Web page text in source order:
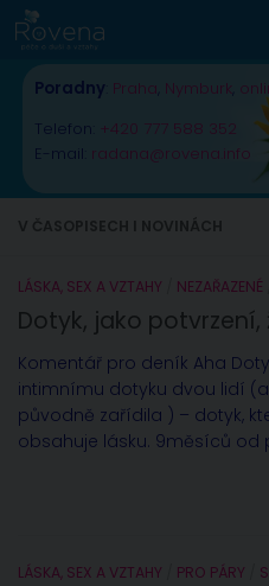
Skip to content
Poradny Praha Nymburk
Telefon: +420 777 588 352
E-mail: radana@rovena.info
LÁSKA, SEX A VZTAHY NEZAŘAZENÉ
Dotyk, jako potvrzení,
Komentář pro deník Aha
intimnímu dotyku dvou lidí
původně zařídila ) – dotyk,
obsahuje lásku. 9měsíců od
LÁSKA, SEX A VZTAHY PRO PÁRY